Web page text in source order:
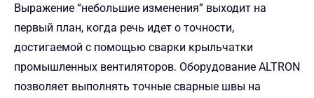
Выражение “небольшие изменения” выходит на
первый план, когда речь идет о точности,
достигаемой с помощью сварки крыльчатки
промышленных вентиляторов. Оборудование ALTRON
позволяет выполнять точные сварные швы на